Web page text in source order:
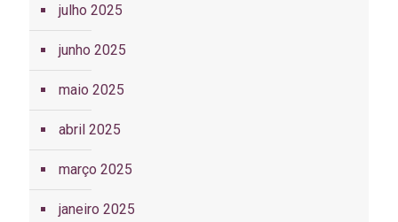
julho 2025
junho 2025
maio 2025
abril 2025
março 2025
janeiro 2025